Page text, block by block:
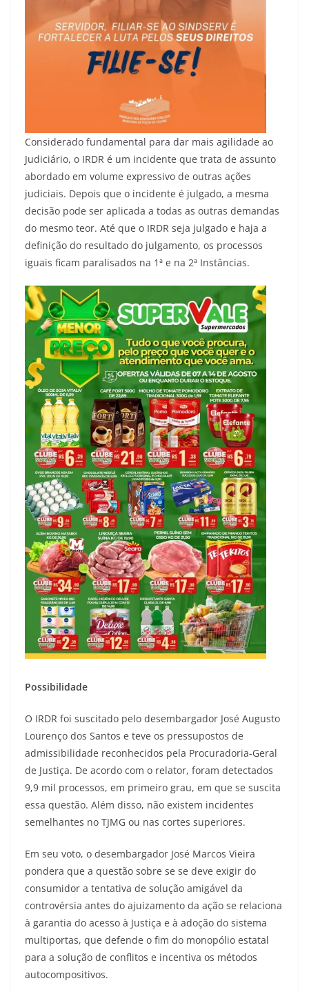
Considerado fundamental para dar mais agilidade ao
Judiciário, o IRDR é um incidente que trata de assunto
abordado em volume expressivo de outras ações
judiciais. Depois que o incidente é julgado, a mesma
decisão pode ser aplicada a todas as outras demandas
do mesmo teor. Até que o IRDR seja julgado e haja a
definição do resultado do julgamento, os processos
iguais ficam paralisados na 1ª e na 2ª Instâncias.
Possibilidade
O IRDR foi suscitado pelo desembargador José Augusto
Lourenço dos Santos e teve os pressupostos de
admissibilidade reconhecidos pela Procuradoria-Geral
de Justiça. De acordo com o relator, foram detectados
9,9 mil processos, em primeiro grau, em que se suscita
essa questão. Além disso, não existem incidentes
semelhantes no TJMG ou nas cortes superiores.
Em seu voto, o desembargador José Marcos Vieira
pondera que a questão sobre se se deve exigir do
consumidor a tentativa de solução amigável da
controvérsia antes do ajuizamento da ação se relaciona
à garantia do acesso à Justiça e à adoção do sistema
multiportas, que defende o fim do monopólio estatal
para a solução de conflitos e incentiva os métodos
autocompositivos.